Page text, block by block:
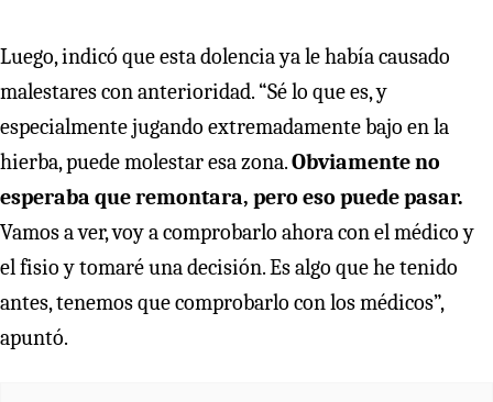
Luego, indicó que esta dolencia ya le había causado
malestares con anterioridad. “Sé lo que es, y
especialmente jugando extremadamente bajo en la
hierba, puede molestar esa zona.Obviamente no
esperaba que remontara, pero eso puede pasar.
Vamos a ver, voy a comprobarlo ahora con el médico y
el fisio y tomaré una decisión. Es algo que he tenido
antes, tenemos que comprobarlo con los médicos”,
apuntó.